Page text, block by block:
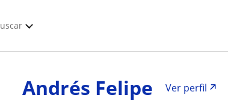
Andrés Felipe
Ver perfil